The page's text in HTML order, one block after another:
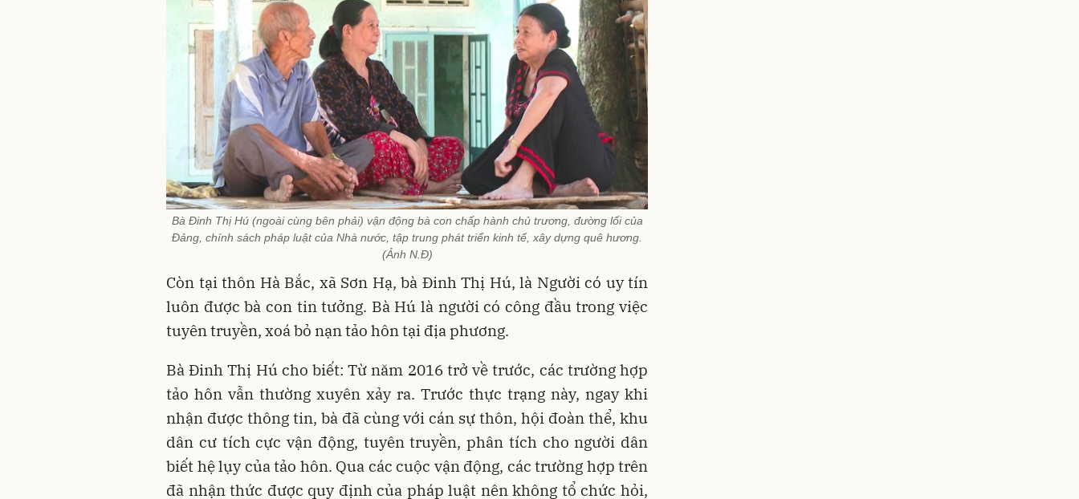
Bà Đinh Thị Hú (ngoài cùng bên phải) vận động bà con chấp hành chủ trương, đường lối của
Đảng, chính sách pháp luật của Nhà nước, tập trung phát triển kinh tế, xây dựng quê hương.
(Ảnh N.Đ)
Còn tại thôn Hà Bắc, xã Sơn Hạ, bà Đinh Thị Hú, là Người có uy tín
luôn được bà con tin tưởng. Bà Hú là người có công đầu trong việc
tuyên truyền, xoá bỏ nạn tảo hôn tại địa phương.
Bà Đinh Thị Hú cho biết: Từ năm 2016 trở về trước, các trường hợp
tảo hôn vẫn thường xuyên xảy ra. Trước thực trạng này, ngay khi
nhận được thông tin, bà đã cùng với cán sự thôn, hội đoàn thể, khu
dân cư tích cực vận động, tuyên truyền, phân tích cho người dân
biết hệ lụy của tảo hôn. Qua các cuộc vận động, các trường hợp trên
đã nhận thức được quy định của pháp luật nên không tổ chức hỏi,